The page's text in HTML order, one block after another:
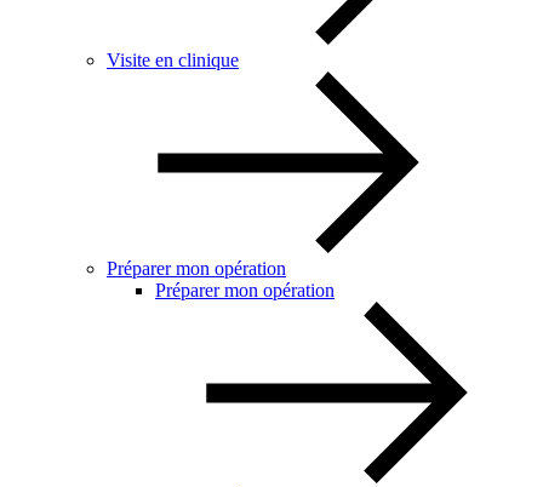
Visite en clinique
Préparer mon opération
Préparer mon opération